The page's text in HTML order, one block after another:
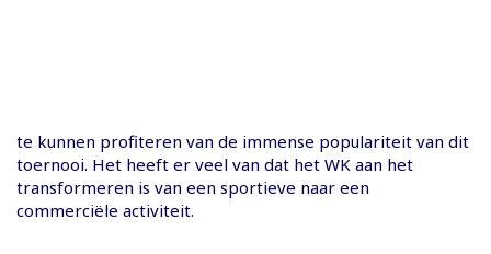
te kunnen profiteren van de immense populariteit van dit
toernooi. Het heeft er veel van dat het WK aan het
transformeren is van een sportieve naar een
commerciële activiteit.